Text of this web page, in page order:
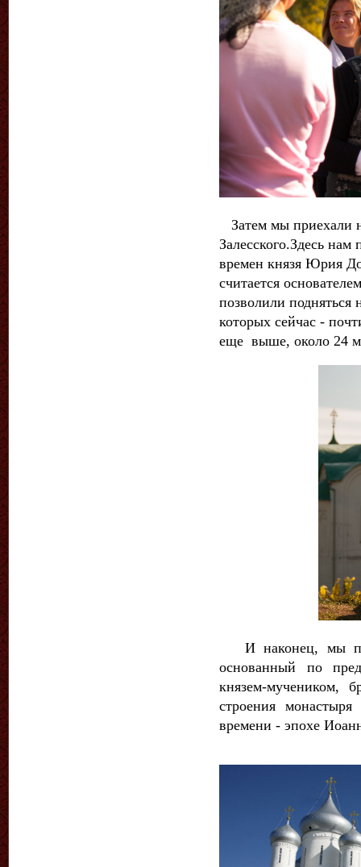
Затем мы приехали
Залесского.Здесь
времен князя Юрия
считается
позволили подняться
которых сейчас -
еще выше, около 24
И наконец, мы
основанный по
князем-мучеником,
строения
времени - эпохе